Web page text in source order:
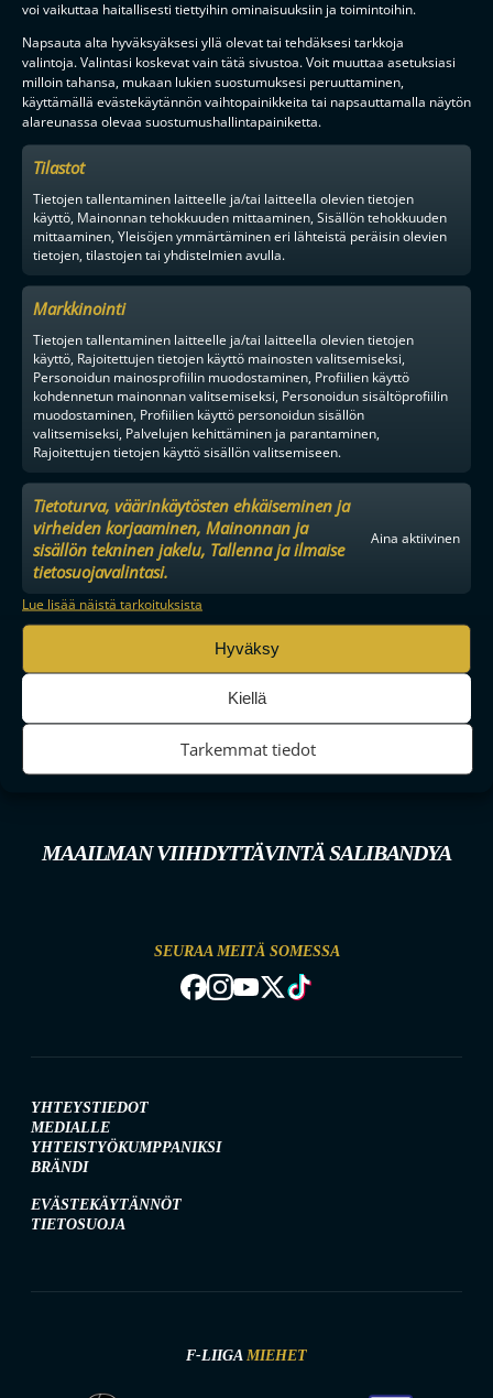
voi vaikuttaa haitallisesti tiettyihin ominaisuuksiin ja toimintoihin.
Napsauta alta hyväksyäksesi yllä olevat tai tehdäksesi tarkkoja
valintoja. Valintasi koskevat vain tätä sivustoa. Voit muuttaa asetuksiasi
milloin tahansa, mukaan lukien suostumuksesi peruuttaminen,
käyttämällä evästekäytännön vaihtopainikkeita tai napsauttamalla näytön
alareunassa olevaa suostumushallintapainiketta.
Tilastot
Tietojen tallentaminen laitteelle ja/tai laitteella olevien tietojen
käyttö, Mainonnan tehokkuuden mittaaminen, Sisällön tehokkuuden
mittaaminen, Yleisöjen ymmärtäminen eri lähteistä peräisin olevien
tietojen, tilastojen tai yhdistelmien avulla.
Markkinointi
Tietojen tallentaminen laitteelle ja/tai laitteella olevien tietojen
käyttö, Rajoitettujen tietojen käyttö mainosten valitsemiseksi,
Personoidun mainosprofiilin muodostaminen, Profiilien käyttö
kohdennetun mainonnan valitsemiseksi, Personoidun sisältöprofiilin
muodostaminen, Profiilien käyttö personoidun sisällön
valitsemiseksi, Palvelujen kehittäminen ja parantaminen,
Rajoitettujen tietojen käyttö sisällön valitsemiseen.
Tietoturva, väärinkäytösten ehkäiseminen ja
virheiden korjaaminen, Mainonnan ja
sisällön tekninen jakelu, Tallenna ja ilmaise
tietosuojavalintasi.
Aina aktiivinen
Lue lisää näistä tarkoituksista
Hyväksy
Kiellä
Tarkemmat tiedot
F-LIIGANKUMPPANIT
MAAILMAN VIIHDYTTÄVINTÄ SALIBANDYA
SEURAA MEITÄ SOMESSA
YHTEYSTIEDOT
MEDIALLE
YHTEISTYÖKUMPPANIKSI
BRÄNDI
EVÄSTEKÄYTÄNNÖT
TIETOSUOJA
F-LIIGA MIEHET